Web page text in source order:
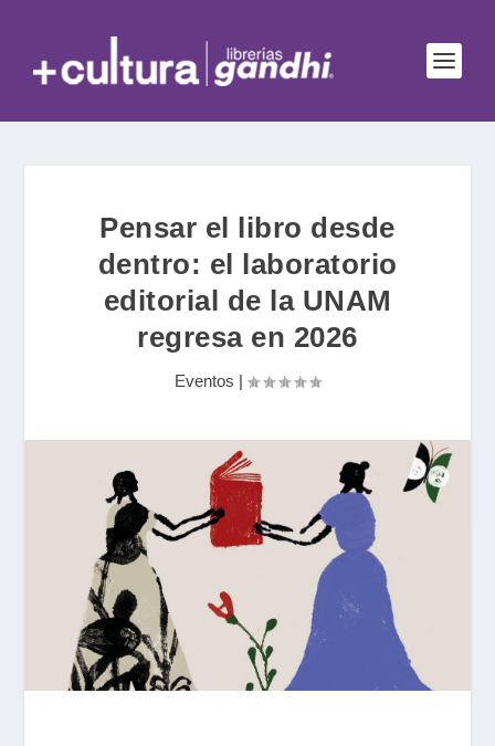
Pensar el libro desde
dentro: el laboratorio
editorial de la UNAM
regresa en 2026
Eventos |